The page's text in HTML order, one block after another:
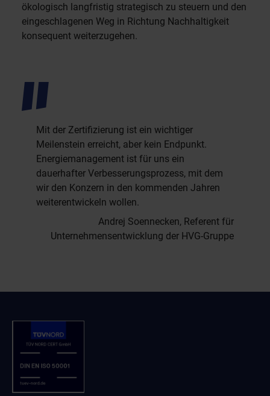
ökologisch langfristig strategisch zu steuern und den
eingeschlagenen Weg in Richtung Nachhaltigkeit
konsequent weiterzugehen.
Mit der Zertifizierung ist ein wichtiger
Meilenstein erreicht, aber kein Endpunkt.
Energiemanagement ist für uns ein
dauerhafter Verbesserungsprozess, mit dem
wir den Konzern in den kommenden Jahren
weiterentwickeln wollen.
Andrej Soennecken, Referent für
Unternehmensentwicklung der HVG-Gruppe